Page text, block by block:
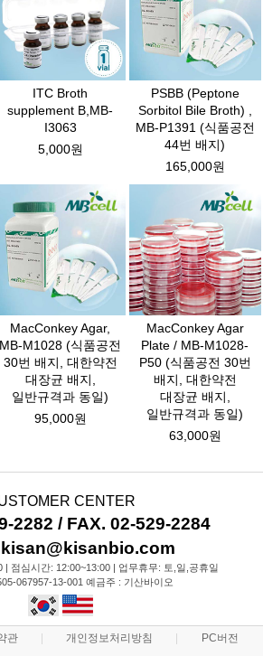
ITC Broth
supplement B,MB-
I3063
5,000원
PSBB (Peptone
Sorbitol Bile Broth) ,
MB-P1391 (식품공전
44번 배지)
165,000원
MacConkey Agar,
MB-M1028 (식품공전
30번 배지, 대한약전
대장균 배지,
일반규격과 동일)
95,000원
MacConkey Agar
Plate / MB-M1028-
P50 (식품공전 30번
배지, 대한약전
대장균 배지,
일반규격과 동일)
63,000원
CENTER
2282 / FAX. 02-529-2284
| 점심시간: 12:00~13:00 | 업무휴무: 토,일,공휴일
067957-13-001 예금주 : 기산바이오
관 개인정보처리방침 PC버전